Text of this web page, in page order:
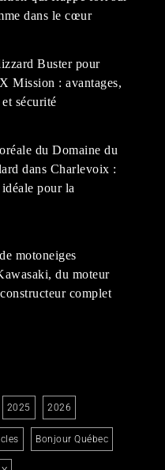
dans le cœur
Buster pour
Mission : avantages,
sécurité
du Domaine du
dans Charlevoix :
pour la
motoneiges
du moteur
complet
2025 2026
Bonjour Québec